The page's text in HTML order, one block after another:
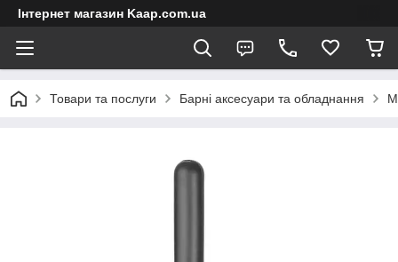
Інтернет магазин Kaap.com.ua
Товари та послуги Барні аксесуари та обладнання